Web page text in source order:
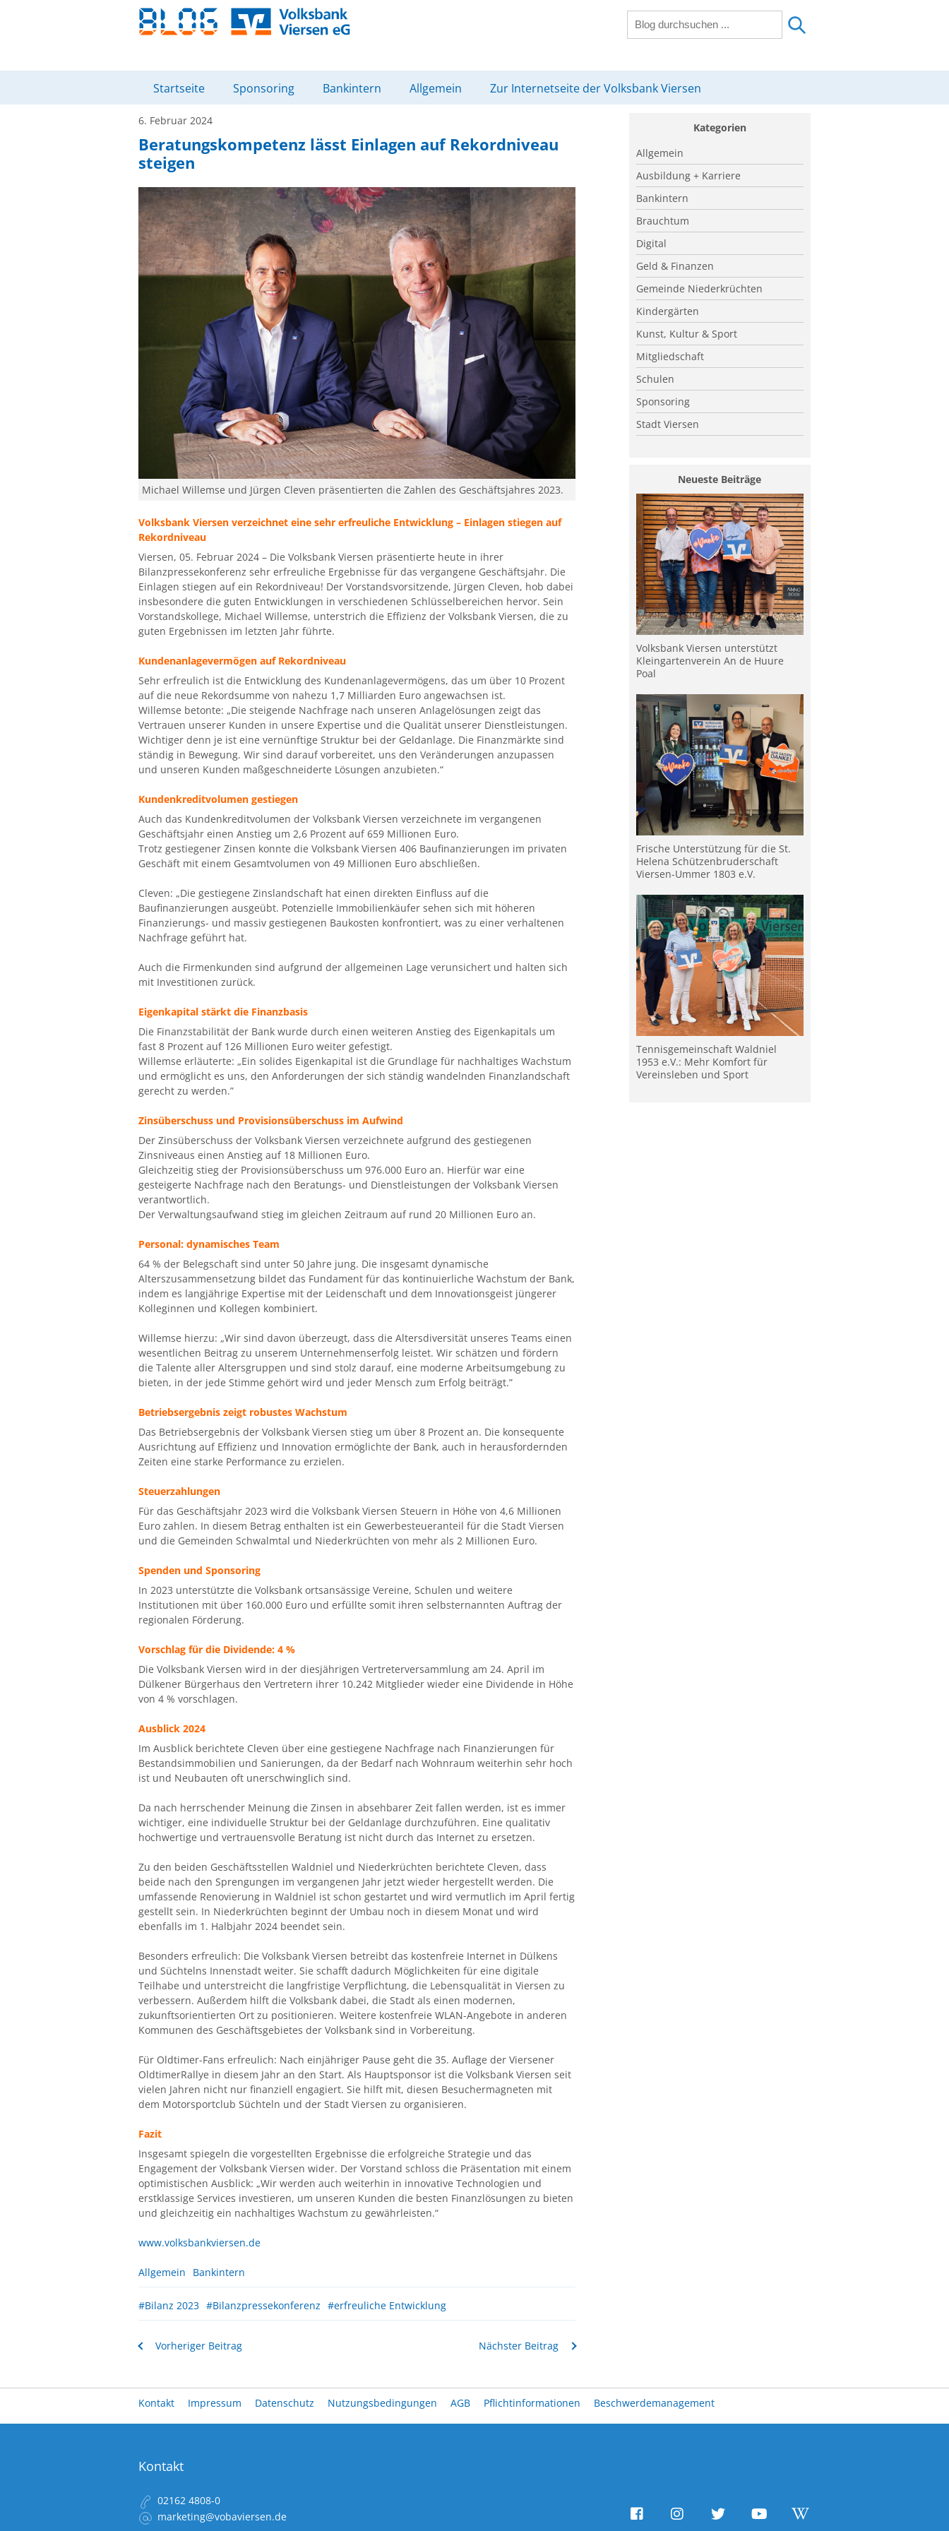
Startseite Sponsoring Bankintern Allgemein Zur Internetseite der Volksbank Viersen
6. Februar 2024
Beratungskompetenz lässt Einlagen auf Rekordniveau
steigen
Michael Willemse und Jürgen Cleven präsentierten die Zahlen des Geschäftsjahres 2023.
Volksbank Viersen verzeichnet eine sehr erfreuliche Entwicklung – Einlagen stiegen auf
Rekordniveau
Viersen, 05. Februar 2024 – Die Volksbank Viersen präsentierte heute in ihrer
Bilanzpressekonferenz sehr erfreuliche Ergebnisse für das vergangene Geschäftsjahr. Die
Einlagen stiegen auf ein Rekordniveau! Der Vorstandsvorsitzende, Jürgen Cleven, hob dabei
insbesondere die guten Entwicklungen in verschiedenen Schlüsselbereichen hervor. Sein
Vorstandskollege, Michael Willemse, unterstrich die Effizienz der Volksbank Viersen, die zu
guten Ergebnissen im letzten Jahr führte.
Kundenanlagevermögen auf Rekordniveau
Sehr erfreulich ist die Entwicklung des Kundenanlagevermögens, das um über 10 Prozent
auf die neue Rekordsumme von nahezu 1,7 Milliarden Euro angewachsen ist.
Willemse betonte: „Die steigende Nachfrage nach unseren Anlagelösungen zeigt das
Vertrauen unserer Kunden in unsere Expertise und die Qualität unserer Dienstleistungen.
Wichtiger denn je ist eine vernünftige Struktur bei der Geldanlage. Die Finanzmärkte sind
ständig in Bewegung. Wir sind darauf vorbereitet, uns den Veränderungen anzupassen
und unseren Kunden maßgeschneiderte Lösungen anzubieten.“
Kundenkreditvolumen gestiegen
Auch das Kundenkreditvolumen der Volksbank Viersen verzeichnete im vergangenen
Geschäftsjahr einen Anstieg um 2,6 Prozent auf 659 Millionen Euro.
Trotz gestiegener Zinsen konnte die Volksbank Viersen 406 Baufinanzierungen im privaten
Geschäft mit einem Gesamtvolumen von 49 Millionen Euro abschließen.
Cleven: „Die gestiegene Zinslandschaft hat einen direkten Einfluss auf die
Baufinanzierungen ausgeübt. Potenzielle Immobilienkäufer sehen sich mit höheren
Finanzierungs- und massiv gestiegenen Baukosten konfrontiert, was zu einer verhaltenen
Nachfrage geführt hat.
Auch die Firmenkunden sind aufgrund der allgemeinen Lage verunsichert und halten sich
mit Investitionen zurück.
Eigenkapital stärkt die Finanzbasis
Die Finanzstabilität der Bank wurde durch einen weiteren Anstieg des Eigenkapitals um
fast 8 Prozent auf 126 Millionen Euro weiter gefestigt.
Willemse erläuterte: „Ein solides Eigenkapital ist die Grundlage für nachhaltiges Wachstum
und ermöglicht es uns, den Anforderungen der sich ständig wandelnden Finanzlandschaft
gerecht zu werden.”
Zinsüberschuss und Provisionsüberschuss im Aufwind
Der Zinsüberschuss der Volksbank Viersen verzeichnete aufgrund des gestiegenen
Zinsniveaus einen Anstieg auf 18 Millionen Euro.
Gleichzeitig stieg der Provisionsüberschuss um 976.000 Euro an. Hierfür war eine
gesteigerte Nachfrage nach den Beratungs- und Dienstleistungen der Volksbank Viersen
verantwortlich.
Der Verwaltungsaufwand stieg im gleichen Zeitraum auf rund 20 Millionen Euro an.
Personal: dynamisches Team
64 % der Belegschaft sind unter 50 Jahre jung. Die insgesamt dynamische
Alterszusammensetzung bildet das Fundament für das kontinuierliche Wachstum der Bank,
indem es langjährige Expertise mit der Leidenschaft und dem Innovationsgeist jüngerer
Kolleginnen und Kollegen kombiniert.
Willemse hierzu: „Wir sind davon überzeugt, dass die Altersdiversität unseres Teams einen
wesentlichen Beitrag zu unserem Unternehmenserfolg leistet. Wir schätzen und fördern
die Talente aller Altersgruppen und sind stolz darauf, eine moderne Arbeitsumgebung zu
bieten, in der jede Stimme gehört wird und jeder Mensch zum Erfolg beiträgt.”
Betriebsergebnis zeigt robustes Wachstum
Das Betriebsergebnis der Volksbank Viersen stieg um über 8 Prozent an. Die konsequente
Ausrichtung auf Effizienz und Innovation ermöglichte der Bank, auch in herausfordernden
Zeiten eine starke Performance zu erzielen.
Steuerzahlungen
Für das Geschäftsjahr 2023 wird die Volksbank Viersen Steuern in Höhe von 4,6 Millionen
Euro zahlen. In diesem Betrag enthalten ist ein Gewerbesteueranteil für die Stadt Viersen
und die Gemeinden Schwalmtal und Niederkrüchten von mehr als 2 Millionen Euro.
Spenden und Sponsoring
In 2023 unterstützte die Volksbank ortsansässige Vereine, Schulen und weitere
Institutionen mit über 160.000 Euro und erfüllte somit ihren selbsternannten Auftrag der
regionalen Förderung.
Vorschlag für die Dividende: 4 %
Die Volksbank Viersen wird in der diesjährigen Vertreterversammlung am 24. April im
Dülkener Bürgerhaus den Vertretern ihrer 10.242 Mitglieder wieder eine Dividende in Höhe
von 4 % vorschlagen.
Ausblick 2024
Im Ausblick berichtete Cleven über eine gestiegene Nachfrage nach Finanzierungen für
Bestandsimmobilien und Sanierungen, da der Bedarf nach Wohnraum weiterhin sehr hoch
ist und Neubauten oft unerschwinglich sind.
Da nach herrschender Meinung die Zinsen in absehbarer Zeit fallen werden, ist es immer
wichtiger, eine individuelle Struktur bei der Geldanlage durchzuführen. Eine qualitativ
hochwertige und vertrauensvolle Beratung ist nicht durch das Internet zu ersetzen.
Zu den beiden Geschäftsstellen Waldniel und Niederkrüchten berichtete Cleven, dass
beide nach den Sprengungen im vergangenen Jahr jetzt wieder hergestellt werden. Die
umfassende Renovierung in Waldniel ist schon gestartet und wird vermutlich im April fertig
gestellt sein. In Niederkrüchten beginnt der Umbau noch in diesem Monat und wird
ebenfalls im 1. Halbjahr 2024 beendet sein.
Besonders erfreulich: Die Volksbank Viersen betreibt das kostenfreie Internet in Dülkens
und Süchtelns Innenstadt weiter. Sie schafft dadurch Möglichkeiten für eine digitale
Teilhabe und unterstreicht die langfristige Verpflichtung, die Lebensqualität in Viersen zu
verbessern. Außerdem hilft die Volksbank dabei, die Stadt als einen modernen,
zukunftsorientierten Ort zu positionieren. Weitere kostenfreie WLAN-Angebote in anderen
Kommunen des Geschäftsgebietes der Volksbank sind in Vorbereitung.
Für Oldtimer-Fans erfreulich: Nach einjähriger Pause geht die 35. Auflage der Viersener
OldtimerRallye in diesem Jahr an den Start. Als Hauptsponsor ist die Volksbank Viersen seit
vielen Jahren nicht nur finanziell engagiert. Sie hilft mit, diesen Besuchermagneten mit
dem Motorsportclub Süchteln und der Stadt Viersen zu organisieren.
Fazit
Insgesamt spiegeln die vorgestellten Ergebnisse die erfolgreiche Strategie und das
Engagement der Volksbank Viersen wider. Der Vorstand schloss die Präsentation mit einem
optimistischen Ausblick: „Wir werden auch weiterhin in innovative Technologien und
erstklassige Services investieren, um unseren Kunden die besten Finanzlösungen zu bieten
und gleichzeitig ein nachhaltiges Wachstum zu gewährleisten.“
www.volksbankviersen.de
Allgemein Bankintern
#Bilanz 2023 #Bilanzpressekonferenz #erfreuliche Entwicklung
Vorheriger Beitrag Nächster Beitrag
Kategorien
Allgemein
Ausbildung + Karriere
Bankintern
Brauchtum
Digital
Geld & Finanzen
Gemeinde Niederkrüchten
Kindergärten
Kunst, Kultur & Sport
Mitgliedschaft
Schulen
Sponsoring
Stadt Viersen
Neueste Beiträge
Volksbank Viersen unterstützt
Kleingartenverein An de Huure
Poal
Frische Unterstützung für die St.
Helena Schützenbruderschaft
Viersen-Ummer 1803 e.V.
Tennisgemeinschaft Waldniel
1953 e.V.: Mehr Komfort für
Vereinsleben und Sport
Kontakt Impressum Datenschutz Nutzungsbedingungen AGB Pflichtinformationen Beschwerdemanagement
Kontakt
02162 4808-0
marketing@vobaviersen.de